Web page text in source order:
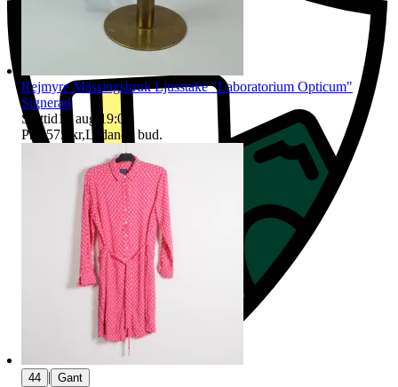
Rejmyre Mässingsbruk Ljusstake "Laboratorium Opticum"
Signerad
Sluttid16 aug 19:07
.
Pris:575 kr,Ledande bud.
44 | Gant